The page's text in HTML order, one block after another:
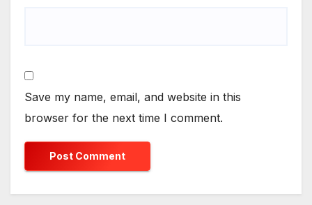
Save my name, email, and website in this
browser for the next time I comment.